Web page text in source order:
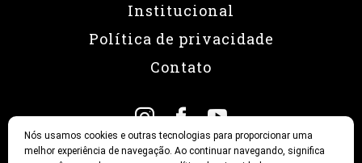
Institucional
Política de privacidade
Contato
Nós usamos cookies e outras tecnologias para proporcionar uma
melhor experiência de navegação. Ao continuar navegando, significa